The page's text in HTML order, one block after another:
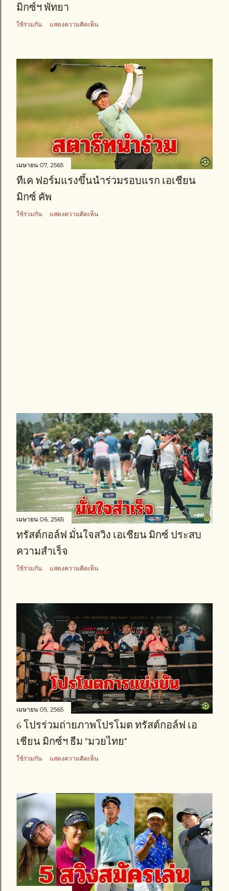
มิกซ์ฯ พัทยา
ใช้ร่วมกัน แสดงความคิดเห็น
เมษายน 07, 2565
ทีเค ฟอร์มแรงขึ้นนำร่วมรอบแรก เอเชียน
มิกซ์ คัพ
ใช้ร่วมกัน แสดงความคิดเห็น
เมษายน 06, 2565
ทรัสต์กอล์ฟ มั่นใจสวิง เอเชียน มิกซ์ ประสบ
ความสำเร็จ
ใช้ร่วมกัน แสดงความคิดเห็น
เมษายน 05, 2565
6 โปรร่วมถ่ายภาพโปรโมต ทรัสต์กอล์ฟ เอ
เชียน มิกซ์ฯ ธีม "มวยไทย"
ใช้ร่วมกัน แสดงความคิดเห็น